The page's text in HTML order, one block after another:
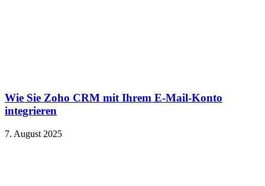
Wie Sie Zoho CRM mit Ihrem E-Mail-Konto
integrieren
7. August 2025